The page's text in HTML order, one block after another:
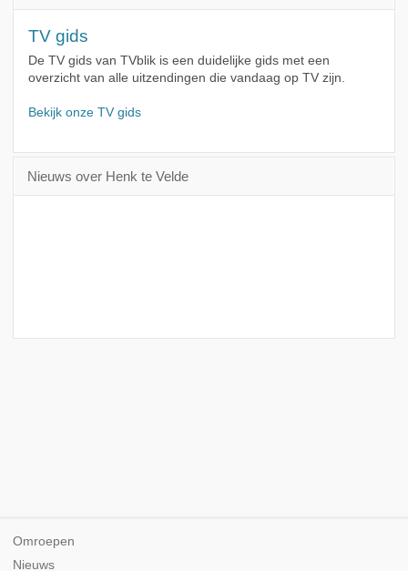
TV gids
De TV gids van TVblik is een duidelijke gids met een
overzicht van alle uitzendingen die vandaag op TV zijn.
Bekijk onze TV gids
Nieuws over Henk te Velde
Omroepen
Nieuws